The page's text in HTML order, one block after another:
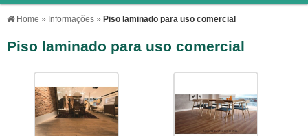
Home » Informações » Piso laminado para uso comercial
Piso laminado para uso comercial